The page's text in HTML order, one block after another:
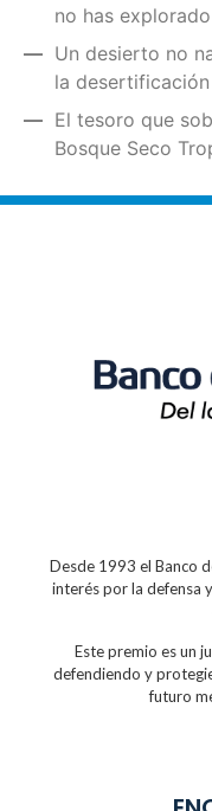
no has explorado
Un desierto no
la desertificación
El tesoro que
Bosque Seco
Desde 1993 el Banco
interés por la defensa
Este premio es un
defendiendo y
futuro